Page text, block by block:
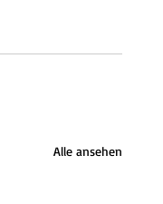
Alle ansehen